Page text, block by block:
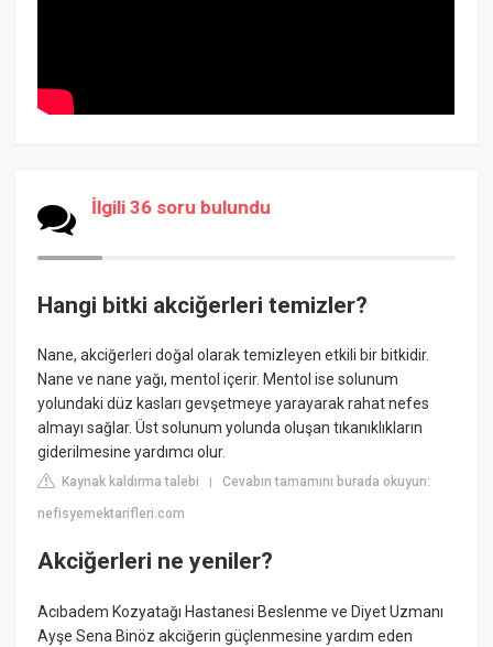
İlgili 36 soru bulundu
Hangi bitki akciğerleri temizler?
Nane, akciğerleri doğal olarak temizleyen etkili bir bitkidir.
Nane ve nane yağı, mentol içerir. Mentol ise solunum
yolundaki düz kasları gevşetmeye yarayarak rahat nefes
almayı sağlar. Üst solunum yolunda oluşan tıkanıklıkların
giderilmesine yardımcı olur.
Kaynak kaldırma talebi |Cevabın tamamını burada okuyun:
nefisyemektarifleri.com
Akciğerleri ne yeniler?
Acıbadem Kozyatağı Hastanesi Beslenme ve Diyet Uzmanı
Ayşe Sena Binöz akciğerin güçlenmesine yardım eden